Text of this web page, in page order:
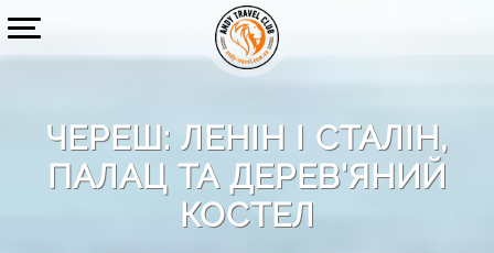
ЧЕРЕШ: ЛЕНІН І СТАЛІН,
ПАЛАЦ ТА ДЕРЕВ'ЯНИЙ
КОСТЕЛ